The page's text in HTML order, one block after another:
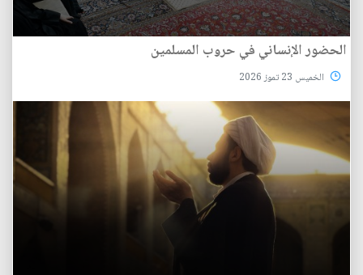
الحضور الإنساني في حروب المسلمين
الخميس 23 تموز 2026